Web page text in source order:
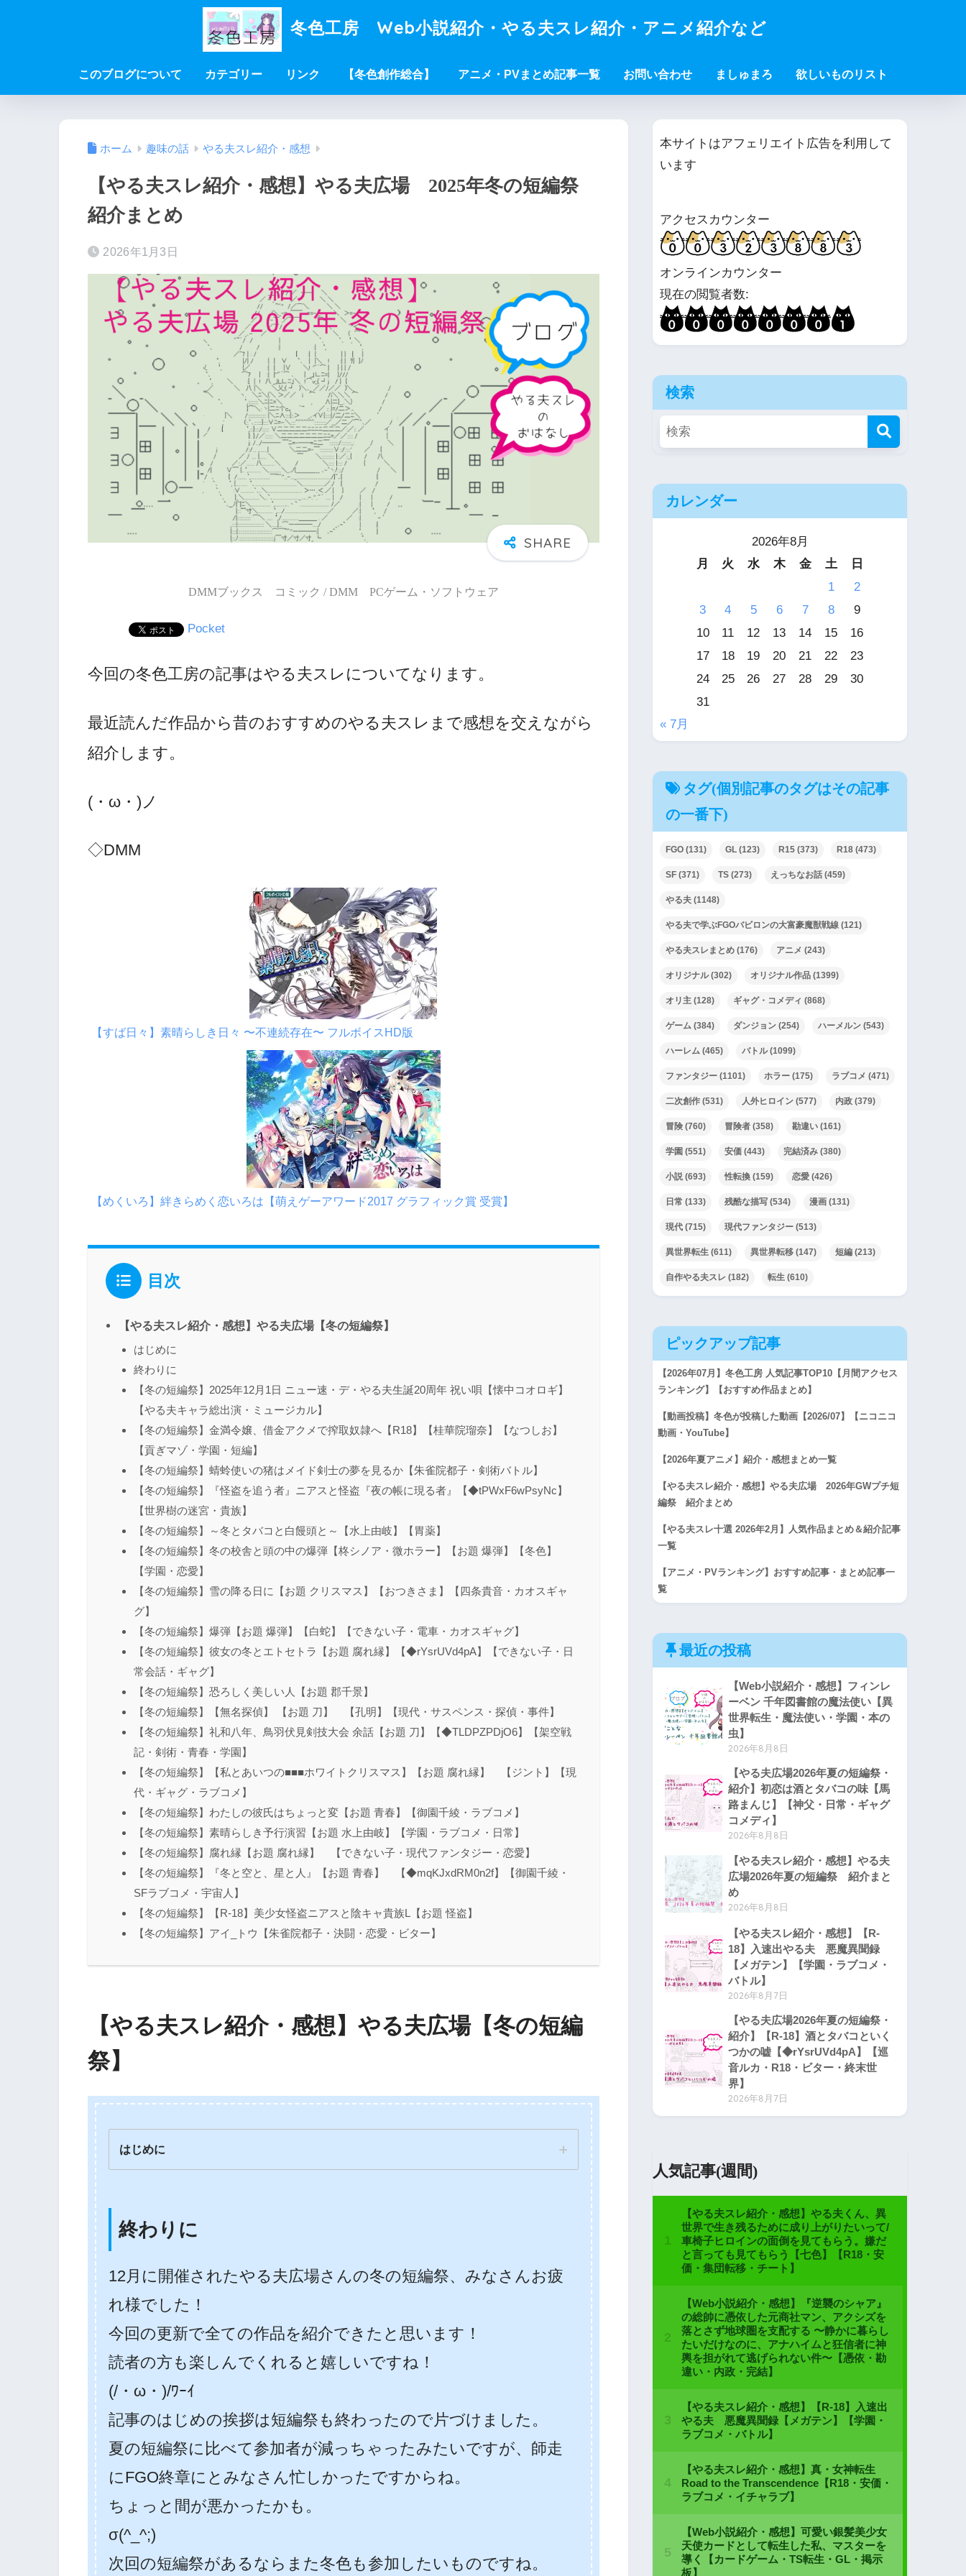
冬色工房 Web小説紹介・やる夫スレ紹介・アニメ紹介など
このブログについて カテゴリー リンク 【冬色創作総合】 アニメ・PVまとめ記事一覧 お問い合わせ ましゅまろ 欲しいものリスト
ホーム 趣味の話 やる夫スレ紹介・感想
【やる夫スレ紹介・感想】やる夫広場 2025年冬の短編祭
紹介まとめ
2026年1月3日
DMMブックス コミック / DMM PCゲーム・ソフトウェア
Pocket
今回の冬色工房の記事はやる夫スレについてなります。
最近読んだ作品から昔のおすすめのやる夫スレまで感想を交えながら
紹介します。
(・ω・)ノ
◇DMM
【すば日々】素晴らしき日々 〜不連続存在〜 フルボイスHD版
【めくいろ】絆きらめく恋いろは【萌えゲーアワード2017 グラフィック賞 受賞】
目次
【やる夫スレ紹介・感想】やる夫広場【冬の短編祭】
はじめに
終わりに
【冬の短編祭】2025年12月1日 ニュー速・デ・やる夫生誕20周年 祝い唄【懐中コオロギ】
【やる夫キャラ総出演・ミュージカル】
【冬の短編祭】金満令嬢、借金アクメで搾取奴隷へ【R18】【桂華院瑠奈】【なつしお】
【貢ぎマゾ・学園・短編】
【冬の短編祭】蜻蛉使いの猪はメイド剣士の夢を見るか【朱雀院都子・剣術バトル】
【冬の短編祭】『怪盗を追う者』ニアスと怪盗『夜の帳に現る者』【◆tPWxF6wPsyNc】
【世界樹の迷宮・貴族】
【冬の短編祭】～冬とタバコと白饅頭と～【水上由岐】【胃薬】
【冬の短編祭】冬の校舎と頭の中の爆弾【柊シノア・微ホラー】【お題 爆弾】【冬色】
【学園・恋愛】
【冬の短編祭】雪の降る日に【お題 クリスマス】【おつきさま】【四条貴音・カオスギャ
グ】
【冬の短編祭】爆弾【お題 爆弾】【白蛇】【できない子・電車・カオスギャグ】
【冬の短編祭】彼女の冬とエトセトラ【お題 腐れ縁】【◆rYsrUVd4pA】【できない子・日
常会話・ギャグ】
【冬の短編祭】恐ろしく美しい人【お題 郡千景】
【冬の短編祭】【無名探偵】 【お題 刀】 【孔明】【現代・サスペンス・探偵・事件】
【冬の短編祭】礼和八年、鳥羽伏見剣技大会 余話【お題 刀】【◆TLDPZPDjO6】【架空戦
記・剣術・青春・学園】
【冬の短編祭】【私とあいつの■■■ホワイトクリスマス】【お題 腐れ縁】 【ジント】【現
代・ギャグ・ラブコメ】
【冬の短編祭】わたしの彼氏はちょっと変【お題 青春】【御園千綾・ラブコメ】
【冬の短編祭】素晴らしき予行演習【お題 水上由岐】【学園・ラブコメ・日常】
【冬の短編祭】腐れ縁【お題 腐れ縁】 【できない子・現代ファンタジー・恋愛】
【冬の短編祭】『冬と空と、星と人』【お題 青春】 【◆mqKJxdRM0n2f】【御園千綾・
SFラブコメ・宇宙人】
【冬の短編祭】【R-18】美少女怪盗ニアスと陰キャ貴族L【お題 怪盗】
【冬の短編祭】アイ_トウ【朱雀院都子・決闘・恋愛・ビター】
【やる夫スレ紹介・感想】やる夫広場【冬の短編
祭】
はじめに
終わりに
12月に開催されたやる夫広場さんの冬の短編祭、みなさんお疲
れ様でした！
今回の更新で全ての作品を紹介できたと思います！
読者の方も楽しんでくれると嬉しいですね！
(/・ω・)/ﾜｰｲ
記事のはじめの挨拶は短編祭も終わったので片づけました。
夏の短編祭に比べて参加者が減っちゃったみたいですが、師走
にFGO終章にとみなさん忙しかったですからね。
ちょっと間が悪かったかも。
σ(^_^;)
次回の短編祭があるならまた冬色も参加したいものですね。
本サイトはアフェリエイト広告を利用して
います
アクセスカウンター
オンラインカウンター
現在の閲覧者数:
検索
カレンダー
2026年8月
月
火 水 木 金 土
日
1
2
3
4 5 6 7 8
9
10
11 12 13 14 15
16
17
18 19 20 21 22
23
24
25 26 27 28 29
30
31
« 7月
タグ(個別記事のタグはその記事
の一番下)
FGO (131) GL (123) R15 (373) R18 (473)
SF (371) TS (273) えっちなお話 (459)
やる夫 (1148)
やる夫で学ぶFGOバビロンの大富豪魔獣戦線 (121)
やる夫スレまとめ (176) アニメ (243)
オリジナル(302) オリジナル作品 (1399)
オリ主 (128) ギャグ・コメディ (868)
ゲーム (384) ダンジョン (254) ハーメルン (543)
ハーレム (465) バトル(1099)
ファンタジー (1101) ホラー (175) ラブコメ (471)
二次創作 (531) 人外ヒロイン (577) 内政 (379)
冒険 (760) 冒険者 (358) 勘違い (161)
学園 (551) 安価 (443) 完結済み (380)
小説(693) 性転換 (159) 恋愛 (426)
日常 (133) 残酷な描写 (534) 漫画 (131)
現代 (715) 現代ファンタジー (513)
異世界転生 (611) 異世界転移 (147) 短編 (213)
自作やる夫スレ (182) 転生 (610)
ピックアップ記事
【2026年07月】冬色工房 人気記事TOP10【月間アクセス
ランキング】【おすすめ作品まとめ】
【動画投稿】冬色が投稿した動画【2026/07】【ニコニコ
動画・YouTube】
【2026年夏アニメ】紹介・感想まとめ一覧
【やる夫スレ紹介・感想】やる夫広場 2026年GWプチ短
編祭 紹介まとめ
【やる夫スレ十選 2026年2月】人気作品まとめ＆紹介記事
一覧
【アニメ・PVランキング】おすすめ記事・まとめ記事一
覧
最近の投稿
【Web小説紹介・感想】フィンレ
ーベン 千年図書館の魔法使い【異
世界転生・魔法使い・学園・本の
虫】
2026年8月8日
【やる夫広場2026年夏の短編祭・
紹介】初恋は酒とタバコの味【馬
路まんじ】【神父・日常・ギャグ
コメディ】
2026年8月8日
【やる夫スレ紹介・感想】やる夫
広場2026年夏の短編祭 紹介まと
め
2026年8月8日
【やる夫スレ紹介・感想】【R-
18】入速出やる夫 悪魔異聞録
【メガテン】【学園・ラブコメ・
バトル】
2026年8月7日
【やる夫広場2026年夏の短編祭・
紹介】【R-18】酒とタバコといく
つかの嘘【◆rYsrUVd4pA】【巡
音ルカ・R18・ビター・終末世
界】
2026年8月7日
人気記事(週間)